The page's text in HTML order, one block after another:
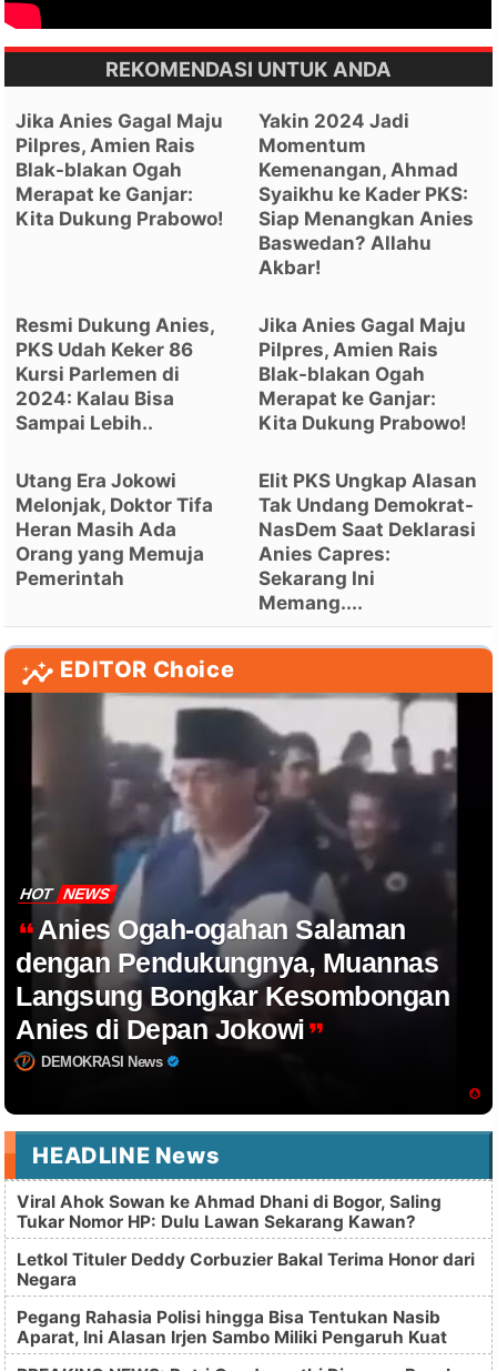
REKOMENDASI UNTUK ANDA
Jika Anies Gagal Maju
Pilpres, Amien Rais
Blak-blakan Ogah
Merapat ke Ganjar:
Kita Dukung Prabowo!
Yakin 2024 Jadi
Momentum
Kemenangan, Ahmad
Syaikhu ke Kader PKS:
Siap Menangkan Anies
Baswedan? Allahu
Akbar!
Resmi Dukung Anies,
PKS Udah Keker 86
Kursi Parlemen di
2024: Kalau Bisa
Sampai Lebih..
Jika Anies Gagal Maju
Pilpres, Amien Rais
Blak-blakan Ogah
Merapat ke Ganjar:
Kita Dukung Prabowo!
Utang Era Jokowi
Melonjak, Doktor Tifa
Heran Masih Ada
Orang yang Memuja
Pemerintah
Elit PKS Ungkap Alasan
Tak Undang Demokrat-
NasDem Saat Deklarasi
Anies Capres:
Sekarang Ini
Memang....
EDITOR Choice
HOT NEWS
Anies Ogah-ogahan Salaman
dengan Pendukungnya, Muannas
Langsung Bongkar Kesombongan
Anies di Depan Jokowi
DEMOKRASI News
HEADLINE News
Viral Ahok Sowan ke Ahmad Dhani di Bogor, Saling
Tukar Nomor HP: Dulu Lawan Sekarang Kawan?
Letkol Tituler Deddy Corbuzier Bakal Terima Honor dari
Negara
Pegang Rahasia Polisi hingga Bisa Tentukan Nasib
Aparat, Ini Alasan Irjen Sambo Miliki Pengaruh Kuat